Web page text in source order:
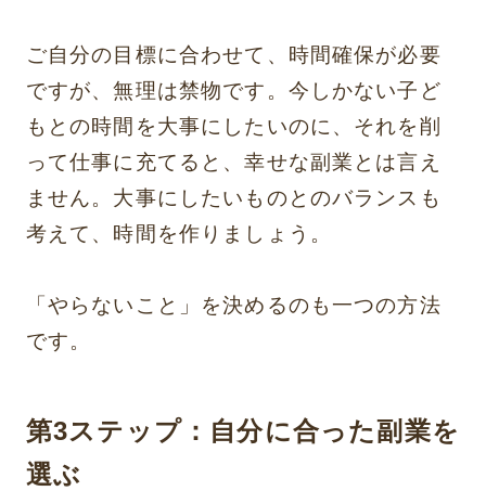
ご自分の目標に合わせて、時間確保が必要
ですが、無理は禁物です。今しかない子ど
もとの時間を大事にしたいのに、それを削
って仕事に充てると、幸せな副業とは言え
ません。大事にしたいものとのバランスも
考えて、時間を作りましょう。
「やらないこと」を決めるのも一つの方法
です。
第3ステップ：自分に合った副業を
選ぶ